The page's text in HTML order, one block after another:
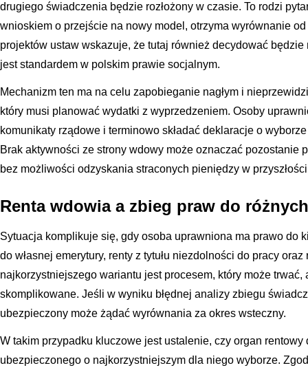
drugiego świadczenia będzie rozłożony w czasie. To rodzi
wnioskiem o przejście na nowy model, otrzyma wyrównanie
projektów ustaw wskazuje, że tutaj również decydować będzie
jest standardem w polskim prawie socjalnym.
Mechanizm ten ma na celu zapobieganie nagłym i
który musi planować wydatki z wyprzedzeniem. Osoby
komunikaty rządowe i terminowo składać deklaracje o
Brak aktywności ze strony wdowy może oznaczać pozostanie
bez możliwości odzyskania straconych pieniędzy w
Renta wdowia a zbieg praw do
Sytuacja komplikuje się, gdy osoba uprawniona ma prawo do
do własnej emerytury, renty z tytułu niezdolności do pracy
najkorzystniejszego wariantu jest procesem, który może
skomplikowane. Jeśli w wyniku błędnej analizy zbiegu
ubezpieczony może żądać wyrównania za okres wsteczny.
W takim przypadku kluczowe jest ustalenie, czy organ rentowy
ubezpieczonego o najkorzystniejszym dla niego wyborze.